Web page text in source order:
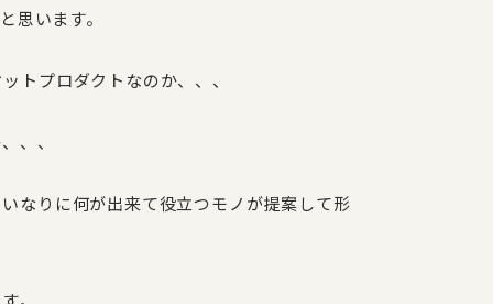
思います。
トプロダクトなのか、、、
、、
なりに何が出来て役立つモノが提案して形